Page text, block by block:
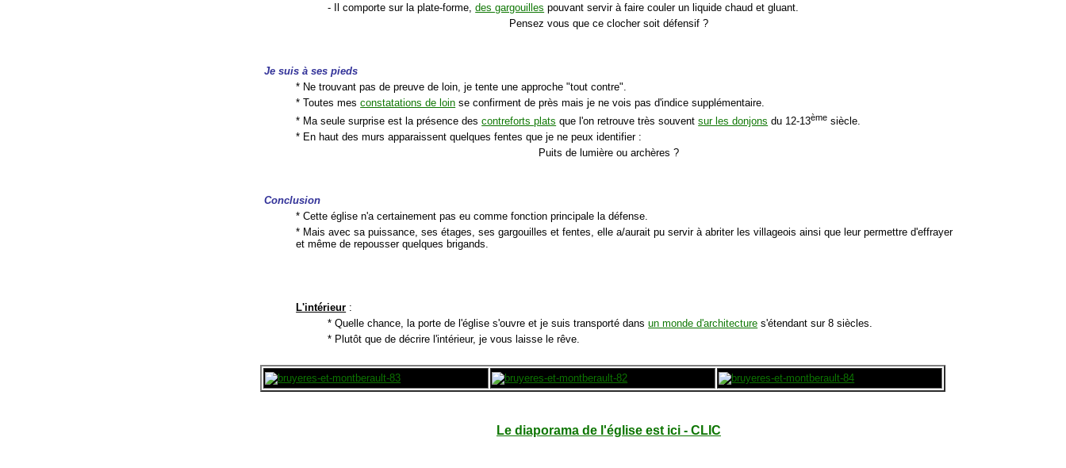
- Il comporte sur la plate-forme,des gargouilles pouvant servir à faire couler un liquide chaud et gluant.
Pensez vous que ce clocher soit défensif ?
Je suis à ses pieds
* Ne trouvant pas de preuve de loin, je tente une approche "tout contre".
* Toutes mesconstatations de loin se confirment de près mais je ne vois pas d'indice supplémentaire.
* Ma seule surprise est la présence descontreforts plats que l'on retrouve très souventsur les donjons du 12-13ème siècle.
* En haut des murs apparaissent quelques fentes que je ne peux identifier :
Puits de lumière ou archères ?
Conclusion
* Cette église n'a certainement pas eu comme fonction principale la défense.
* Mais avec sa puissance, ses étages, ses gargouilles et fentes, elle a/aurait pu servir à abriter les villageois ainsi que leur permettre d'effrayer
et même de repousser quelques brigands.
L'intérieur :
* Quelle chance, la porte de l'église s'ouvre et je suis transporté dansun monde d'architecture s'étendant sur 8 siècles.
* Plutôt que de décrire l'intérieur, je vous laisse le rêve.
Le diaporama de l'église est ici - CLIC